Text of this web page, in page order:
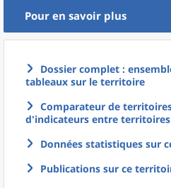
Pour en savoir plus
Dossier complet :
tableaux sur le territoire
Comparateur de
d'indicateurs entre territoires
Données statistiques sur
Publications sur ce